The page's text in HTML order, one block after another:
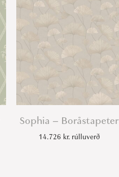
Sophia – Boråstapeter
14.726 kr. rúlluverð